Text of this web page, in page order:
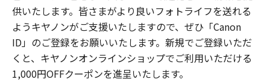
供いたします。皆さまがより良いフォトライフを送れる
ようキヤノンがご支援いたしますので、ぜひ「Canon
ID」のご登録をお願いいたします。新規でご登録いただ
くと、キヤノンオンラインショップでご利用いただける
1,000円OFFクーポンを進呈いたします。